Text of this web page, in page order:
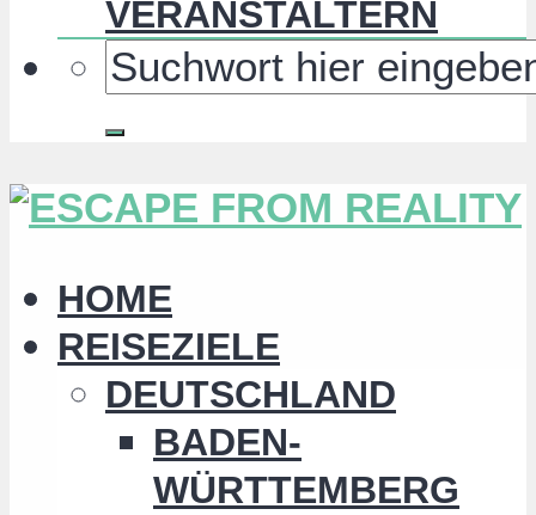
VERANSTALTERN
HOME
REISEZIELE
DEUTSCHLAND
BADEN-
WÜRTTEMBERG